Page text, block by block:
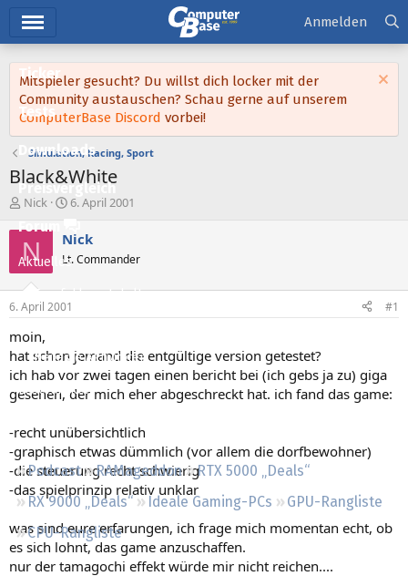
Ticker
Tests
Downloads
Preisvergleich
Forum
Aktuelles
Empfohlene Inhalte
Neueste Aktivitäten
Leserartikel
Podcast RAMageddon
RTX 5000 „Deals“
RX 9000 „Deals“
Ideale Gaming-PCs
GPU-Rangliste
CPU-Rangliste
Anmelden
Mitspieler gesucht? Du willst dich locker mit der
Community austauschen? Schau gerne auf unserem
ComputerBase Discord vorbei!
Simulation, Racing, Sport
Black&White
E
r
s
t
e
l
e
r
Nick
E
s
e
l
t
m
6. April 2001
N Nick
Lt. Commander
6. April 2001 #1
moin,
hat schon jemand die entgültige version getestet?
ich hab vor zwei tagen einen bericht bei (ich gebs ja zu) giga
gesehen, der mich eher abgeschreckt hat. ich fand das game:
-recht unübersichtlich
-graphisch etwas dümmlich (vor allem die dorfbewohner)
-die steuerung recht schwierig
-das spielprinzip relativ unklar
was sind eure erfarungen, ich frage mich momentan echt, ob
es sich lohnt, das game anzuschaffen.
nur der tamagochi effekt würde mir nicht reichen....